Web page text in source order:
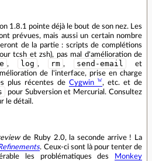
1.8.1 pointe déjà le bout de son nez. Les
prévues, mais aussi un certain nombre
de la partie : scripts de complétions
tcsh et zsh), pas mal d'amélioration de
, log , rm , send-email et
de l'interface, prise en charge
plus récentes deCygwin
, etc. et de
pour Subversion et Mercurial. Consultez
le détail.
de Ruby 2.0, la seconde arrive ! La
. Ceux-ci sont là pour tenter de
les problématiques des
Monkey